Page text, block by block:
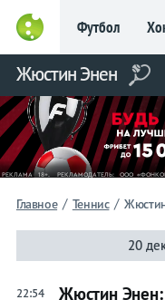
Футбол
Live Вся
Жюстин Энен
Главное / Теннис /
20
22:54
Жюстин
Главное
Фрибет
до 15
000 ₽
Новым
игрокам, без
условий
Футбол
Хоккей